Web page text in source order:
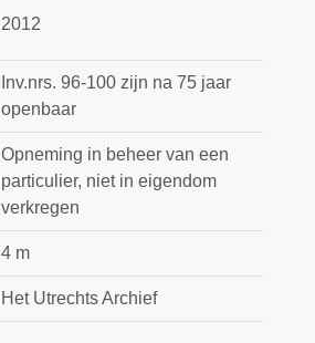
2012
Inv.nrs. 96-100 zijn na 75 jaar
openbaar
Opneming in beheer van een
particulier, niet in eigendom
verkregen
4 m
Het Utrechts Archief